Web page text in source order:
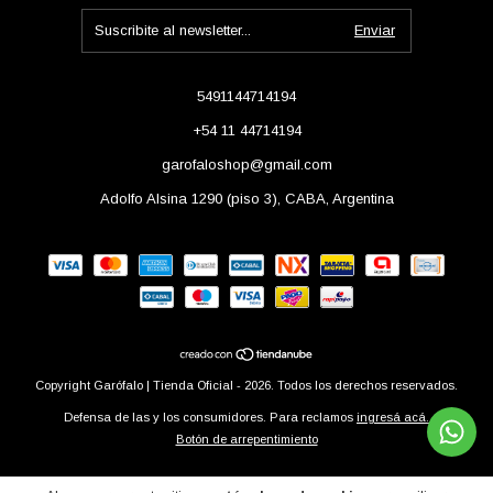
5491144714194
+54 11 44714194
garofaloshop@gmail.com
Adolfo Alsina 1290 (piso 3), CABA, Argentina
Copyright Garófalo | Tienda Oficial - 2026. Todos los derechos reservados.
Defensa de las y los consumidores. Para reclamos ingresá acá.
Botón de arrepentimiento